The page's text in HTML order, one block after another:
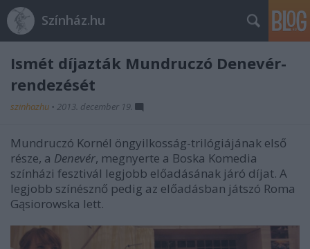
Színház.hu
Ismét díjazták Mundruczó Denevér-
rendezését
szinhazhu • 2013. december 19.
Mundruczó Kornél öngyilkosság-trilógiájának első
része, a Denevér, megnyerte a Boska Komedia
színházi fesztivál legjobb előadásának járó díjat. A
legjobb színésznő pedig az előadásban játszó Roma
Gąsiorowska lett.